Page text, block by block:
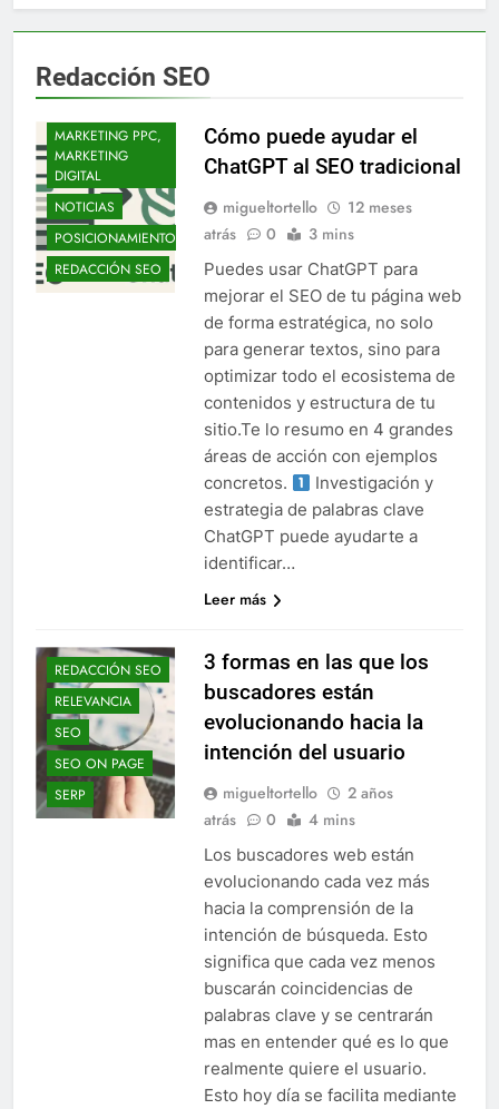
Redacción SEO
CHATGPT
MARKETING PPC,
MARKETING
DIGITAL
NOTICIAS
POSICIONAMIENTO
REDACCIÓN SEO
Cómo puede ayudar el
ChatGPT al SEO tradicional
migueltortello
12 meses
atrás
0 3 mins
Puedes usar ChatGPT para
mejorar el SEO de tu página web
de forma estratégica, no solo
para generar textos, sino para
optimizar todo el ecosistema de
contenidos y estructura de tu
sitio.Te lo resumo en 4 grandes
áreas de acción con ejemplos
concretos.
Investigación y
estrategia de palabras clave
ChatGPT puede ayudarte a
identificar…
Leer más
REDACCIÓN SEO
RELEVANCIA
SEO
SEO ON PAGE
SERP
3 formas en las que los
buscadores están
evolucionando hacia la
intención del usuario
migueltortello
2 años
atrás
0 4 mins
Los buscadores web están
evolucionando cada vez más
hacia la comprensión de la
intención de búsqueda. Esto
significa que cada vez menos
buscarán coincidencias de
palabras clave y se centrarán
mas en entender qué es lo que
realmente quiere el usuario.
Esto hoy día se facilita mediante